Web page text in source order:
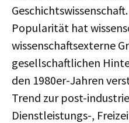
Popularität hat
wissenschaftsexterne
gesellschaftlichen
den 1980er-Jahren
Trend zur post-
Dienstleistungs-,